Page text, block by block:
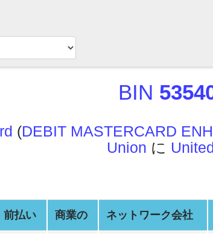
BIN
(DEBIT MASTERCARD
Union に
前払い 商業の ネットワーク会社